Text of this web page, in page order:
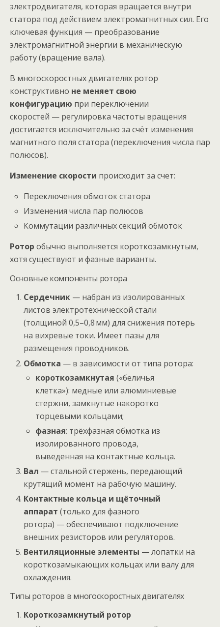
электродвигателя, которая вращается внутри
статора под действием электромагнитных сил. Его
ключевая функция — преобразование
электромагнитной энергии в механическую
работу (вращение вала).
В многоскоростных двигателях ротор
конструктивно не меняет свою
конфигурацию при переключении
скоростей — регулировка частоты вращения
достигается исключительно за счёт изменения
магнитного поля статора (переключения числа пар
полюсов).
Изменение скорости происходит за счет:
Переключения обмоток статора
Изменения числа пар полюсов
Коммутации различных секций обмоток
Ротор обычно выполняется короткозамкнутым,
хотя существуют и фазные варианты.
Основные компоненты ротора
Сердечник — набран из изолированных
листов электротехнической стали
(толщиной 0,5–0,8 мм) для снижения потерь
на вихревые токи. Имеет пазы для
размещения проводников.
Обмотка — в зависимости от типа ротора:
короткозамкнутая («беличья
клетка»): медные или алюминиевые
стержни, замкнутые накоротко
торцевыми кольцами;
фазная: трёхфазная обмотка из
изолированного провода,
выведенная на контактные кольца.
Вал — стальной стержень, передающий
крутящий момент на рабочую машину.
Контактные кольца и щёточный
аппарат (только для фазного
ротора) — обеспечивают подключение
внешних резисторов или регуляторов.
Вентиляционные элементы — лопатки на
короткозамыкающих кольцах или валу для
охлаждения.
Типы роторов в многоскоростных двигателях
Короткозамкнутый ротор